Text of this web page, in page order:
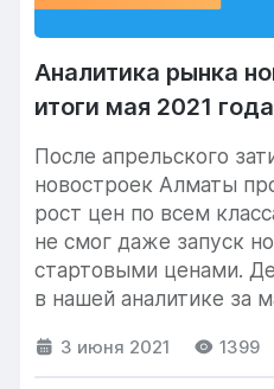
Аналитика рынка
итоги мая 2021 года
После апрельского
новостроек Алматы
рост цен по всем
не смог даже запуск
стартовыми ценами.
в нашей аналитике за
3 июня 2021 1399